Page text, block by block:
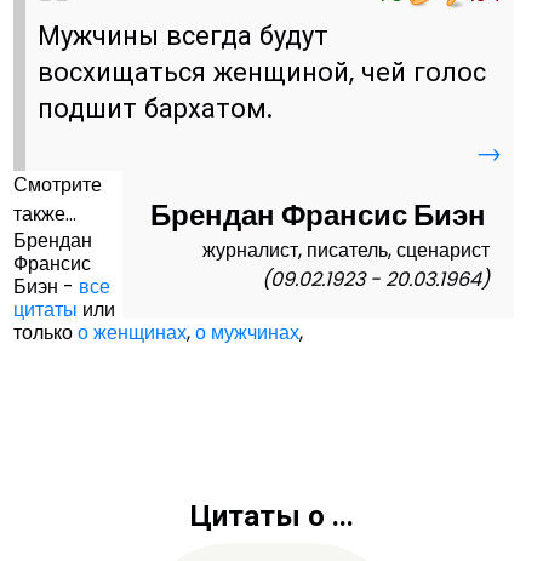
Мужчины всегда будут
восхищаться женщиной, чей голос
подшит бархатом.
→
Брендан Франсис Биэн
журналист, писатель, сценарист
(09.02.1923 - 20.03.1964)
Смотрите
также...
Брендан
Франсис
Биэн - все
цитаты или
толькоо женщинах,о мужчинах,
Цитаты о ...